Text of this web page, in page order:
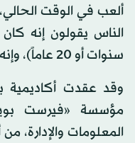
ألعب في الوقت
الناس يقولون إنه
سنوات أو 20 عاماً)، وإنه يعتمد على طرق قديمة».
وقد عقدت أكاديمية
مؤسسة «فيرست
المعلومات والإدارة،